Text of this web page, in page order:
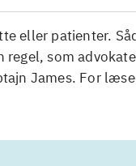
eller patienter.
regel, som
James. For